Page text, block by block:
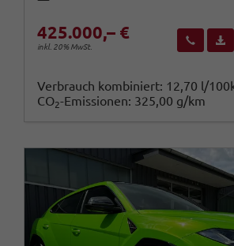
425.000,– €
inkl. 20% MwSt.
Wir
Verbrauch kombiniert: 12,70 l/
CO2-Emissionen: 325,00 g/km